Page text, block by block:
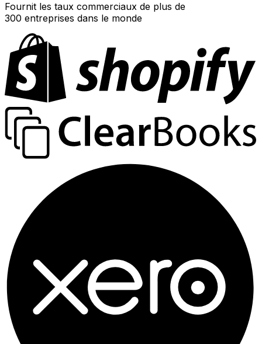
Fournit les taux commerciaux de plus de
300 entreprises dans le monde